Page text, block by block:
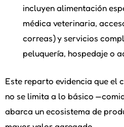
incluyen alimentación
médica veterinaria,
correas) y servicios
peluquería, hospedaje o
Este reparto evidencia que el
no se limita a lo básico
abarca un ecosistema de